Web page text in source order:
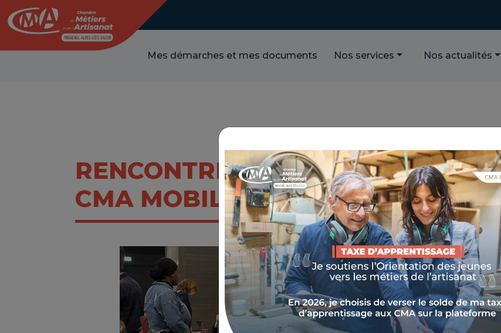
Mes démarches et mes documents Nos services Nos actualités
RENCONTRES SUD EMPLOI : LA
CMA MOBILISÉE POUR L’EMPLOI
Panneau de gestion des cookies